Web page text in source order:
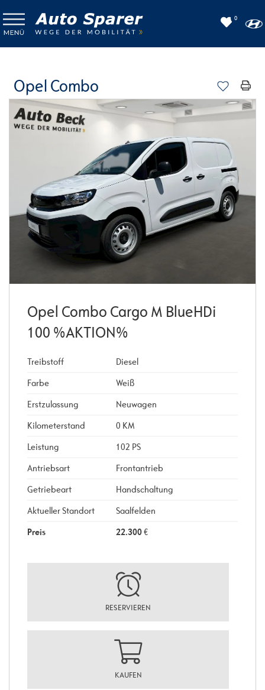
0
Opel Combo
Opel Combo Cargo M BlueHDi
100 %AKTION%
Treibstoff
Diesel
Farbe
Weiß
Erstzulassung
Neuwagen
Kilometerstand
0 KM
Leistung
102 PS
Antriebsart
Frontantrieb
Getriebeart
Handschaltung
Aktueller Standort
Saalfelden
Preis
22.300€
RESERVIEREN
KAUFEN